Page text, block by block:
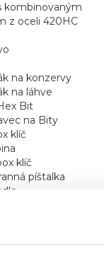
kombinovaným
z oceli 420HC
na konzervy
na láhve
Bit
na Bity
klíč
klíč
píštalka